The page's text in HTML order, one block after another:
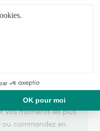
sur son partenariat
florale de
un service de qualité.
et de
florale est réalisée
moments les plus
ou commandez en